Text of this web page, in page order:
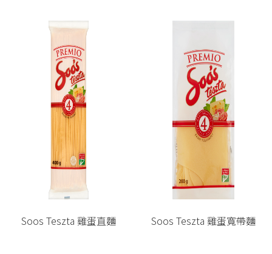
Soos Teszta 雞蛋直麵 Soos Teszta 雞蛋寬帶麵